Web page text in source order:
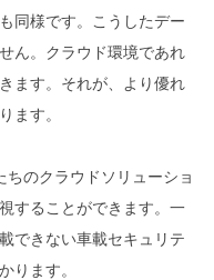
同様です。こうしたデー
ん。クラウド環境であれ
ます。それが、より優れ
ます。
のクラウドソリューショ
することができます。一
できない車載セキュリテ
ります。